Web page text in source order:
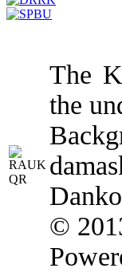
The
the
©